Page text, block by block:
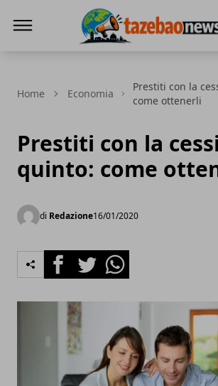
Home Economia
Prestiti con la
come ottenerli
Prestiti con la
quinto: come
di Redazione16/01/2020
FacebookTwitterWhatsapp